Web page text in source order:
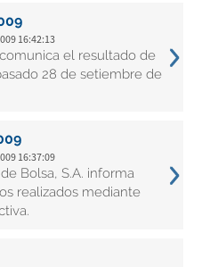
16:42:13
el resultado de
28 de setiembre de
16:37:09
Bolsa, S.A. informa
realizados mediante